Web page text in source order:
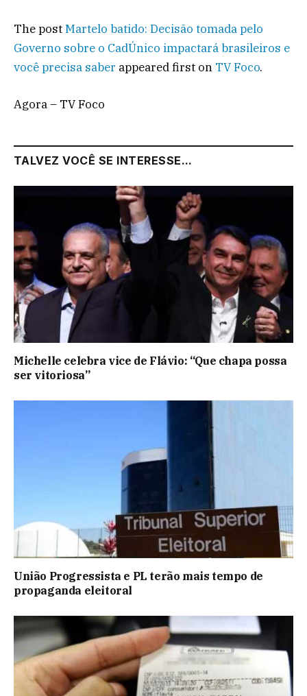
The postMartelo batido: Decisão tomada pelo
Governo sobre o CadÚnico impactará brasileiros e
você precisa saber appeared first on TV Foco.
Agora – TV Foco
TALVEZ VOCÊ SE INTERESSE...
Michelle celebra vice de Flávio: “Que chapa possa
ser vitoriosa”
União Progressista e PL terão mais tempo de
propaganda eleitoral